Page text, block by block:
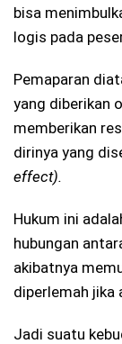
bisa
logis pada
Pemaparan
yang diberikan
memberikan
dirinya yang
effect).
Hukum ini
hubungan
akibatnya
diperlemah jika
Jadi suatu